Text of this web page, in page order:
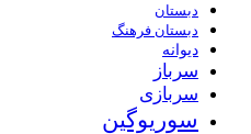
دبستان
دبستان فرهنگ
دیوانه
سرباز
سربازی
سوریوگین